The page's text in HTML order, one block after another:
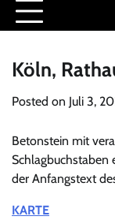
Köln,
Posted on Juli 3,
Betonstein mit
Schlagbuchstaben
der Anfangstext
KARTE